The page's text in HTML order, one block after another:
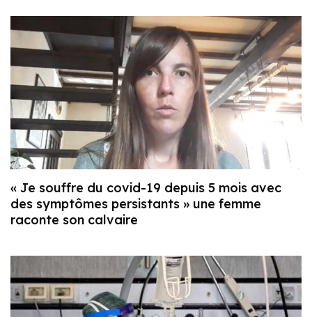
« Je souffre du covid-19 depuis 5 mois avec
des symptômes persistants » une femme
raconte son calvaire